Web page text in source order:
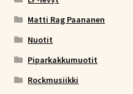
Matti Rag Paananen
Nuotit
Piparkakkumuotit
Rockmusiikki